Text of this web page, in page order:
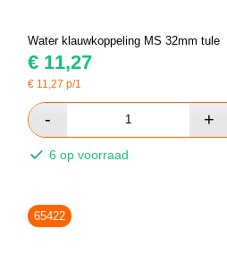
Water klauwkoppeling MS 32mm tule
€ 11,27
€ 11,27 p/1
6 op voorraad
65422